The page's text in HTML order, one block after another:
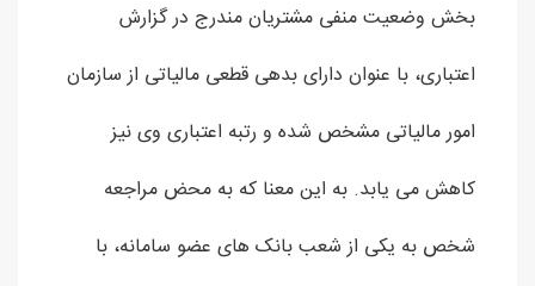
بخش وضعیت منفی مشتریان مندرج در گزارش
اعتباری، با عنوان دارای بدهی قطعی مالیاتی از سازمان
امور مالیاتی مشخص شده و رتبه اعتباری وی نیز
کاهش می یابد. به این معنا که به محض مراجعه
شخص به یکی از شعب بانک های عضو سامانه، با